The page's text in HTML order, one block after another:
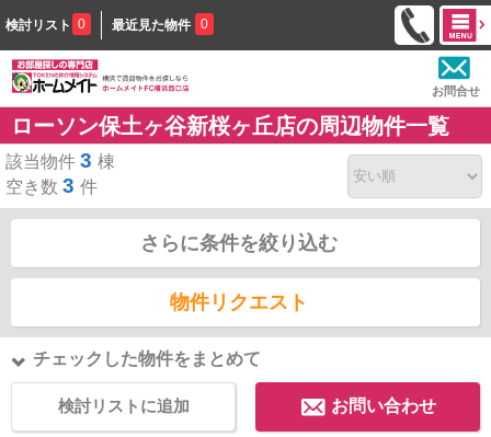
検討リスト 0 最近見た物件 0
お問合せ
ローソン保土ヶ谷新桜ヶ丘店の周辺物件一覧
該当物件 3 棟
空き数 3 件
さらに条件を絞り込む
物件リクエスト
チェックした物件をまとめて
検討リストに追加 お問い合わせ